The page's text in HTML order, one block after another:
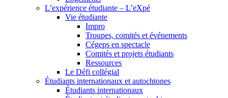
L’expérience étudiante – L’eXpé
Vie étudiante
Impro
Troupes, comités et événements
Cégeps en spectacle
Comités et projets étudiants
Ressources
Le Défi collégial
Étudiants internationaux et autochtones
Étudiants internationaux